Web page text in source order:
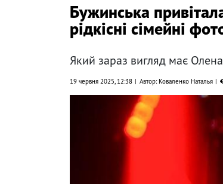
Бужинська
рідкісні сімейні
Який зараз вигляд має
19 червня 2025, 12:38 Автор: Коваленко Наталья